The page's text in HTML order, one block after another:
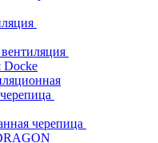
Docke
черепица